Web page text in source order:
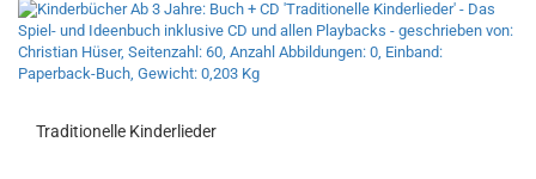
Tra­di­tio­nel­le Kin­der­lie­der